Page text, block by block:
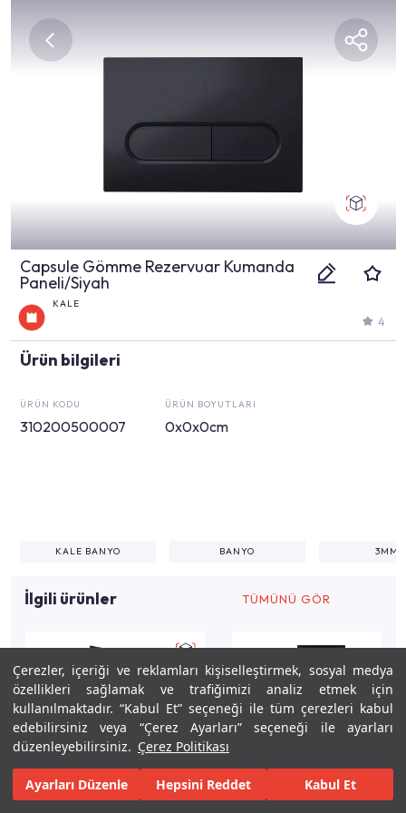
Çerezler, içeriği ve reklamları kişiselleştirmek, sosyal medya
özellikleri sağlamak ve trafiğimizi analiz etmek için
kullanılmaktadır. “Kabul Et” seçeneği ile tüm çerezleri kabul
edebilirsiniz veya “Çerez Ayarları” seçeneği ile ayarları
düzenleyebilirsiniz. Çerez Politikası
Ayarları Düzenle Hepsini Reddet Kabul Et
Capsule Gömme Rezervuar Kumanda
Paneli/Siyah
KALE
4
Ürün bilgileri
ÜRÜN KODU
310200500007
ÜRÜN BOYUTLARI
0x0x0cm
KALE BANYO BANYO 3MM
İlgili ürünler TÜMÜNÜ GÖR
Keşfet Tasarla Gerçekleştir